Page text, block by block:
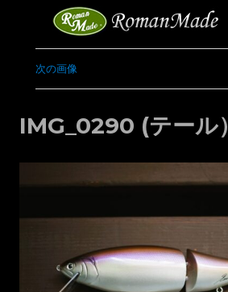
次の画像
IMG_0290 (テール）